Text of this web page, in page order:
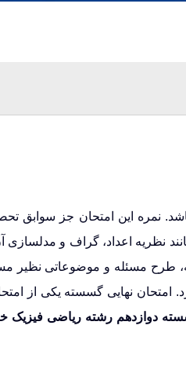
نمره این امتحان جز سوابق
می‌باشد. کتاب ریاضیات گسسته در ۳ فصل به مباحثی مانند نظریه اعداد، گراف و
طرح مسئله و موضوعاتی نظیر
امتحان نهایی گسسته یکی از
دوازدهم رشته ریاضی فیزیک